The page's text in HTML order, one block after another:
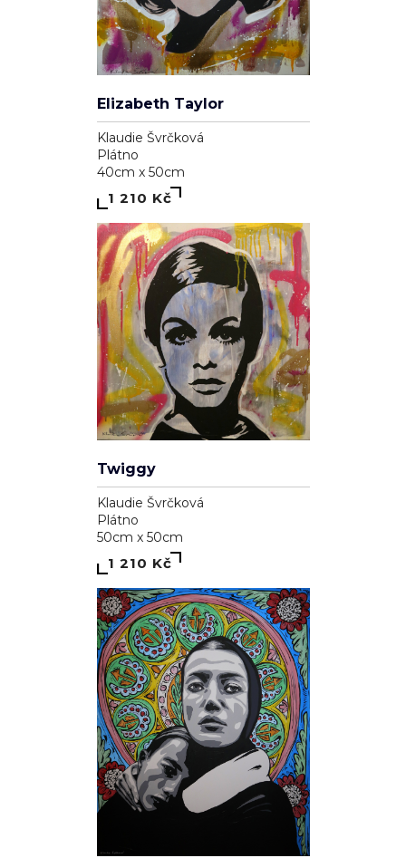
Elizabeth Taylor
Klaudie Švrčková
Plátno
40cm x 50cm
1 210 Kč
Twiggy
Klaudie Švrčková
Plátno
50cm x 50cm
1 210 Kč